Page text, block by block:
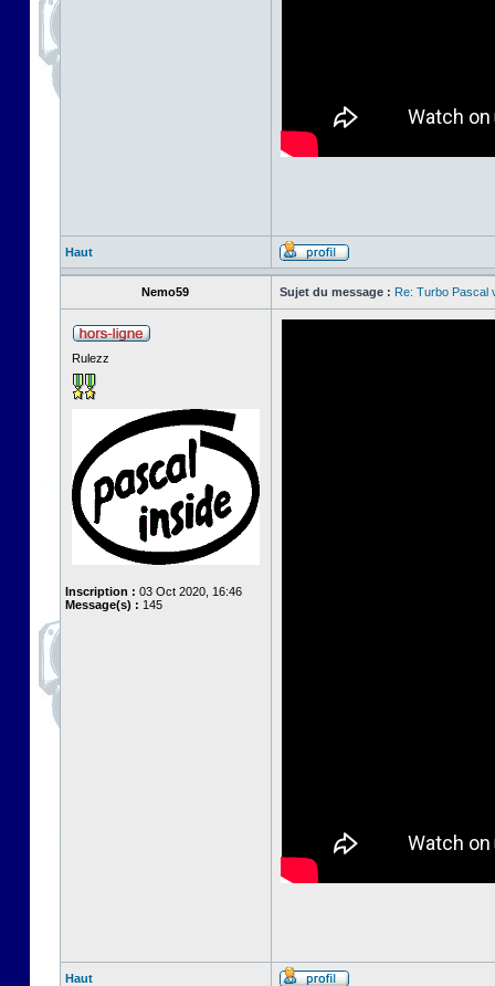
Haut
Nemo59 Sujet du message : Re: Turbo Pascal
Rulezz
Inscription : 03 Oct 2020, 16:46
Message(s) : 145
Haut